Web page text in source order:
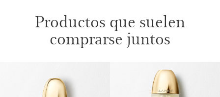
Productos que suelen
comprarse juntos